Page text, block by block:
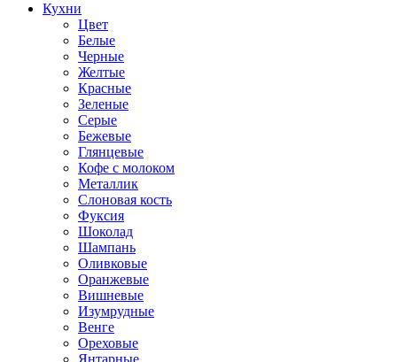
Кухни
Цвет
Белые
Черные
Желтые
Красные
Зеленые
Серые
Бежевые
Глянцевые
Кофе с молоком
Металлик
Слоновая кость
Фуксия
Шоколад
Шампань
Оливковые
Оранжевые
Вишневые
Изумрудные
Венге
Ореховые
Янтарные